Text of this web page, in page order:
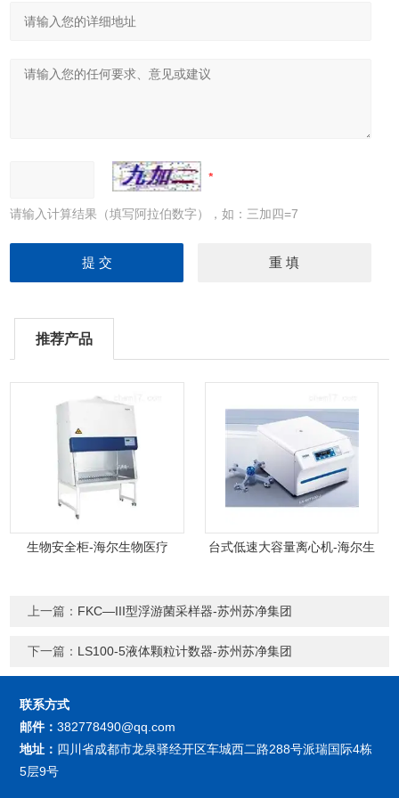
请输入计算结果（填写阿拉伯数字），如：三加四=7
推荐产品
生物安全柜-海尔生物医疗
台式低速大容量离心机-海尔生
上一篇： FKC—III型浮游菌采样器-苏州苏净集团
下一篇： LS100-5液体颗粒计数器-苏州苏净集团
联系方式
邮件：382778490@qq.com
地址： 四川省成都市龙泉驿经开区车城西二路288号派瑞国际4栋
5层9号